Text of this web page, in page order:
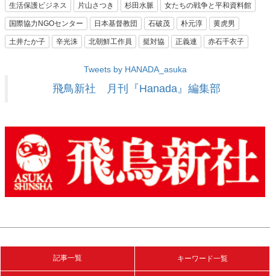
生活保護ビジネス 片山さつき 杉田水脈 女たちの戦争と平和資料館
国際協力NGOセンター 日本基督教団 石破茂 朴元淳 黄虎男
土井たか子 辛光洙 北朝鮮工作員 挺対協 正義連 赤石千衣子
Tweets by HANADA_asuka
飛鳥新社 月刊『Hanada』編集部
記事一覧 キーワード一覧